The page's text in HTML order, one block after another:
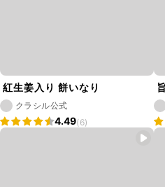
紅生姜入り 餅いなり
クラシル公式
4.49(6)